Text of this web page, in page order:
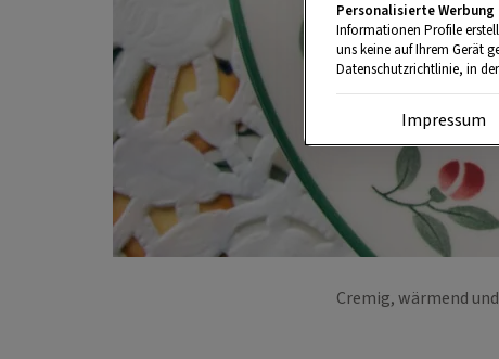
Cremig, wärmend
Personalisierte
Informationen Profile
uns keine auf Ihrem Gerät
Datenschutzrichtlinie, in der
Impressum